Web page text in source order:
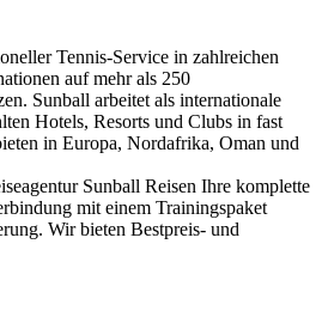
Tennis-Service in zahlreichen
auf mehr als 250
Sunball arbeitet als internationale
Hotels, Resorts und Clubs in fast
in Europa, Nordafrika, Oman und
Sunball Reisen Ihre komplette
mit einem Trainingspaket
Wir bieten Bestpreis- und